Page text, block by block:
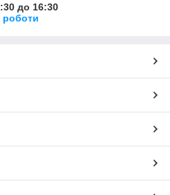
до 16:30
роботи